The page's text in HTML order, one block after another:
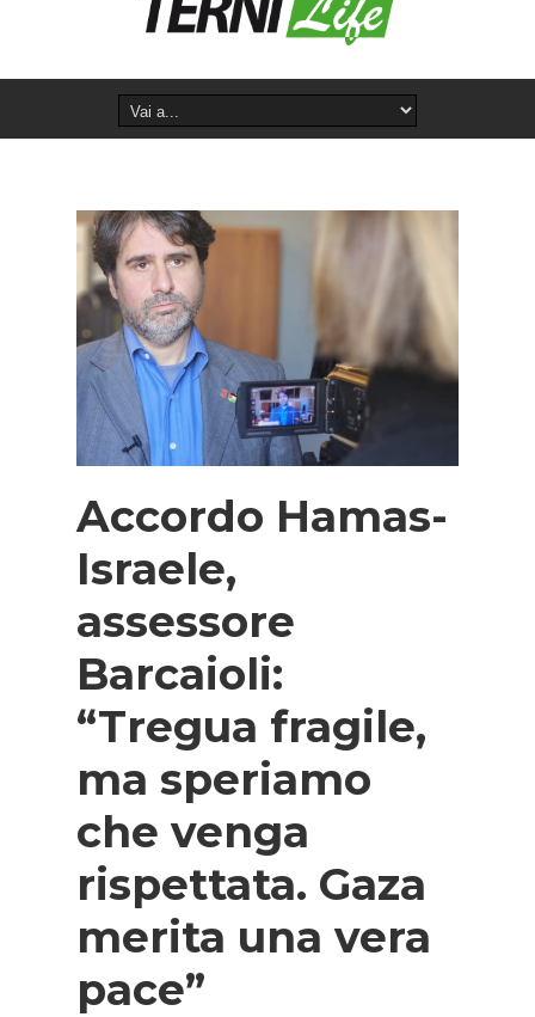
Accordo Hamas-
Israele,
assessore
Barcaioli:
“Tregua fragile,
ma speriamo
che venga
rispettata. Gaza
merita una vera
pace”